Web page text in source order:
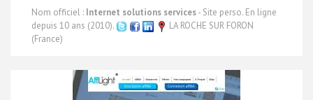
Nom officiel : Internet solutions services- Site perso. En ligne
depuis 10 ans (2010).
LA ROCHE SUR FORON
(France)